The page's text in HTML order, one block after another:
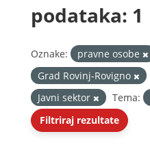
podataka: 1
Oznake:
pravne osobe
Grad Rovinj-Rovigno
Javni sektor
Tema:
Filtriraj rezultate